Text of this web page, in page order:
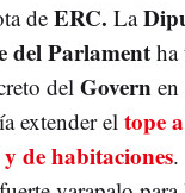
deERC. La
del Parlamentha
del Govern
extender el tope
de habitaciones.